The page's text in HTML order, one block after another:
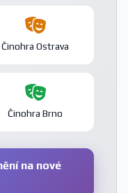
Činohra Ostrava
Činohra Brno
na nové